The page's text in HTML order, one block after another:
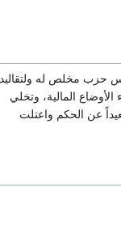
حزب مخلص له ولتقاليد
محاولات انقلاب على حكمه عام 1926، إلا أن سوء الأوضاع المالية، وتخلي
عن الحكم واعتلت